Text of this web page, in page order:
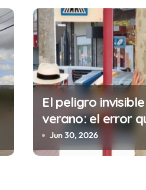
El peligro
verano: el error
cometes cada 30
minutos en tu
Jun 30, 2026